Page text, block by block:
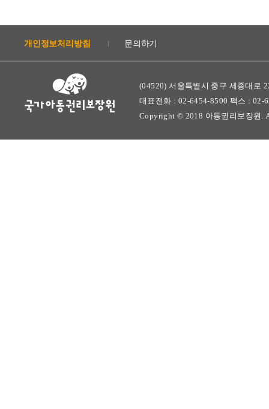
개인정보처리방침 문의하기
(04520) 서울특별시 중구 세종대로
대표전화 : 02-6454-8500 팩스 : 02-
Copyright © 2018 아동권리보장원.